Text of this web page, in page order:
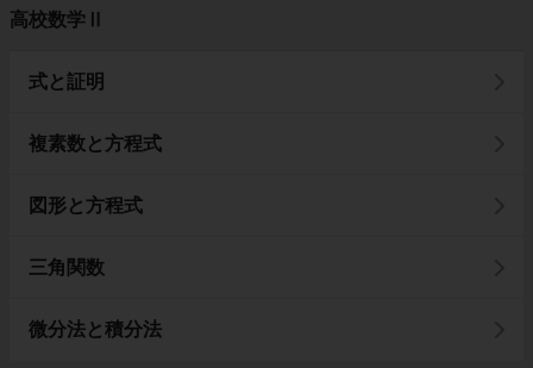
高校数学Ⅱ
式と証明
複素数と方程式
図形と方程式
三角関数
微分法と積分法